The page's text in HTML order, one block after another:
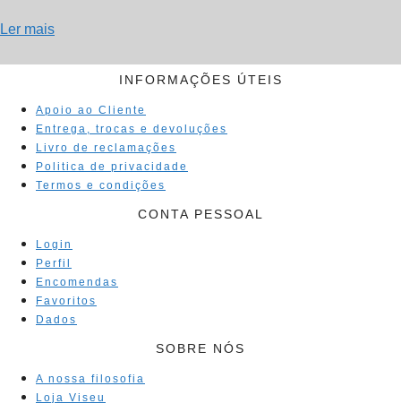
Ler mais
INFORMAÇÕES ÚTEIS
Apoio ao Cliente
Entrega, trocas e devoluções
Livro de reclamações
Politica de privacidade
Termos e condições
CONTA PESSOAL
Login
Perfil
Encomendas
Favoritos
Dados
SOBRE NÓS
A nossa filosofia
Loja Viseu